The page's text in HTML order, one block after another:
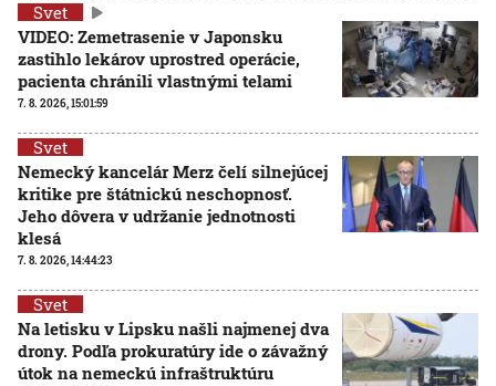
Svet
VIDEO: Zemetrasenie v Japonsku
zastihlo lekárov uprostred operácie,
pacienta chránili vlastnými telami
7. 8. 2026, 15:01:59
Svet
Nemecký kancelár Merz čelí silnejúcej
kritike pre štátnickú neschopnosť.
Jeho dôvera v udržanie jednotnosti
klesá
7. 8. 2026, 14:44:23
Svet
Na letisku v Lipsku našli najmenej dva
drony. Podľa prokuratúry ide o závažný
útok na nemeckú infraštruktúru